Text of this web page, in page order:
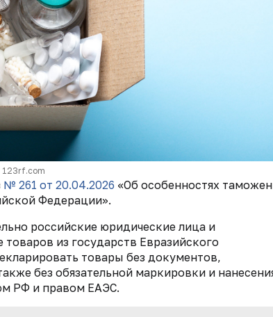
123rf.com
№ 261 от 20.04.2026 «Об особенностях
Федерации».
российские юридические лица и
из государств Евразийского
товары без документов,
без обязательной маркировки и
РФ и правом ЕАЭС.